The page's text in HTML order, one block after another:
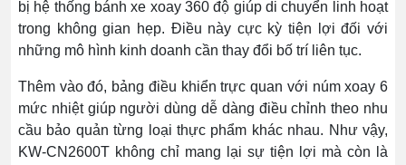
bị hệ thống bánh xe xoay 360 độ giúp di chuyển linh hoạt
trong không gian hẹp. Điều này cực kỳ tiện lợi đối với
những mô hình kinh doanh cần thay đổi bố trí liên tục.
Thêm vào đó, bảng điều khiển trực quan với núm xoay 6
mức nhiệt giúp người dùng dễ dàng điều chỉnh theo nhu
cầu bảo quản từng loại thực phẩm khác nhau. Như vậy,
KW-CN2600T không chỉ mang lại sự tiện lợi mà còn là